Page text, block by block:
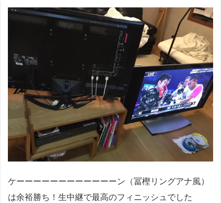
ケーーーーーーーーーーーーン（冨樫リングアナ風）
は余裕勝ち！生中継で最高のフィニッシュでした